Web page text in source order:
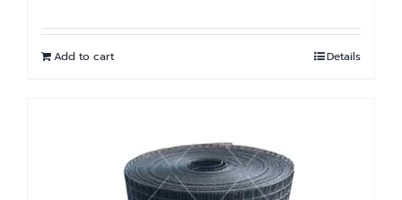
Add to cart Details